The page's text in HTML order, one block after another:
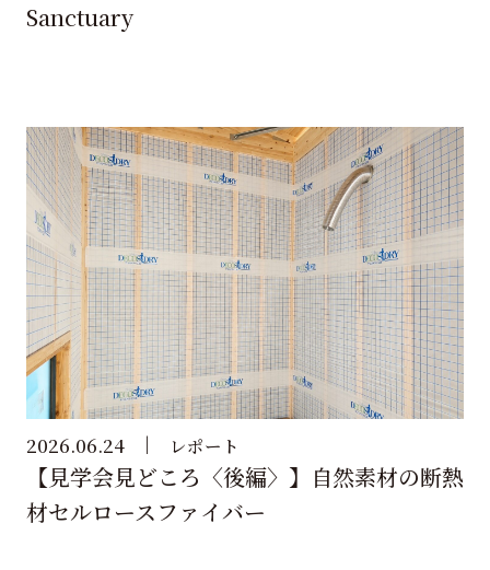
Sanctuary
2026.06.24 レポート
【見学会見どころ〈後編〉】自然素材の断熱
材セルロースファイバー